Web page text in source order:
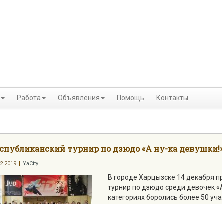
Работа Объявления Помощь Контакты
турнир по дзюдо «А ну-ка
YaCity
В городе Харцызске 14 декабря
турнир по дзюдо среди девочек
категориях боролись более 50